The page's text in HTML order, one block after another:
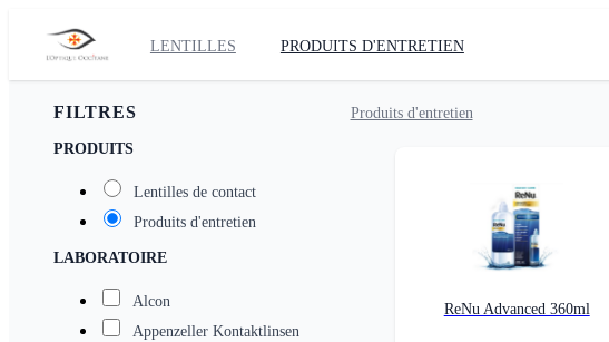
LENTILLES PRODUITS D'ENTRETIEN
FILTRES
PRODUITS
Lentilles de contact
Produits d'entretien
LABORATOIRE
Alcon
Appenzeller Kontaktlinsen
Produits d'entretien
ReNu Advanced 360ml